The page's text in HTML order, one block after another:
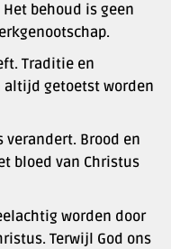
behoud is geen
Traditie en
getoetst worden
Brood en
bloed van Christus
worden door
Terwijl God ons